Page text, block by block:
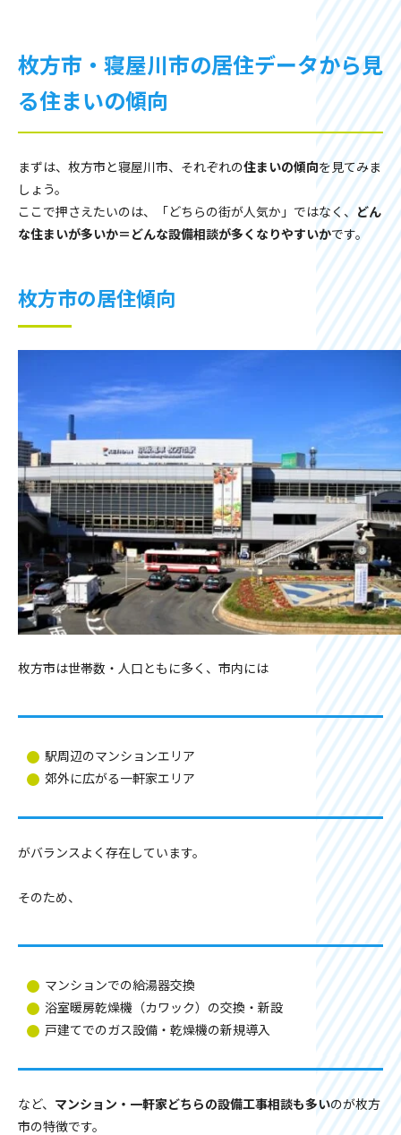
枚方市・寝屋川市の居住データから見
る住まいの傾向
まずは、枚方市と寝屋川市、それぞれの住まいの傾向を見てみま
しょう。
ここで押さえたいのは、「どちらの街が人気か」ではなく、どん
な住まいが多いか＝どんな設備相談が多くなりやすいかです。
枚方市の居住傾向
枚方市は世帯数・人口ともに多く、市内には
駅周辺のマンションエリア
郊外に広がる一軒家エリア
がバランスよく存在しています。
そのため、
マンションでの給湯器交換
浴室暖房乾燥機（カワック）の交換・新設
戸建てでのガス設備・乾燥機の新規導入
など、 マンション・一軒家どちらの設備工事相談も多いのが枚方
市の特徴です。